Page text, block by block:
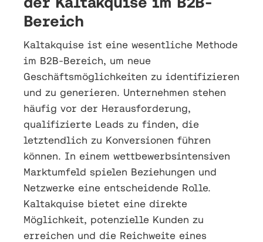
Bereich
Kaltakquise ist eine wesentliche Methode
im B2B-Bereich, um neue
Geschäftsmöglichkeiten zu identifizieren
und zu generieren. Unternehmen stehen
häufig vor der Herausforderung,
qualifizierte Leads zu finden, die
letztendlich zu Konversionen führen
können. In einem wettbewerbsintensiven
Marktumfeld spielen Beziehungen und
Netzwerke eine entscheidende Rolle.
Kaltakquise bietet eine direkte
Möglichkeit, potenzielle Kunden zu
erreichen und die Reichweite eines